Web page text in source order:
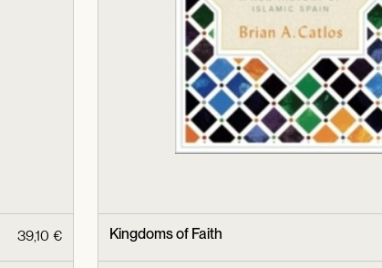
39,10 € Kingdoms of Faith